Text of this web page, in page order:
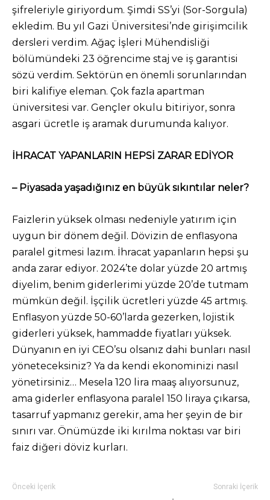
şifreleriyle giriyordum. Şimdi SS’yi (Sor-Sorgula)
ekledim. Bu yıl Gazi Üniversitesi’nde girişimcilik
dersleri verdim. Ağaç İşleri Mühendisliği
bölümündeki 23 öğrencime staj ve iş garantisi
sözü verdim. Sektörün en önemli sorunlarından
biri kalifiye eleman. Çok fazla apartman
üniversitesi var. Gençler okulu bitiriyor, sonra
asgari ücretle iş aramak durumunda kalıyor.
İHRACAT YAPANLARIN HEPSİ ZARAR EDİYOR
– Piyasada yaşadığınız en büyük sıkıntılar neler?
Faizlerin yüksek olması nedeniyle yatırım için
uygun bir dönem değil. Dövizin de enflasyona
paralel gitmesi lazım. İhracat yapanların hepsi şu
anda zarar ediyor. 2024’te dolar yüzde 20 artmış
diyelim, benim giderlerimi yüzde 20’de tutmam
mümkün değil. İşçilik ücretleri yüzde 45 artmış.
Enflasyon yüzde 50-60’larda gezerken, lojistik
giderleri yüksek, hammadde fiyatları yüksek.
Dünyanın en iyi CEO’su olsanız dahi bunları nasıl
yöneteceksiniz? Ya da kendi ekonominizi nasıl
yönetirsiniz… Mesela 120 lira maaş alıyorsunuz,
ama giderler enflasyona paralel 150 liraya çıkarsa,
tasarruf yapmanız gerekir, ama her şeyin de bir
sınırı var. Önümüzde iki kırılma noktası var biri
faiz diğeri döviz kurları.
Önceki İçerik Sonraki İçerik